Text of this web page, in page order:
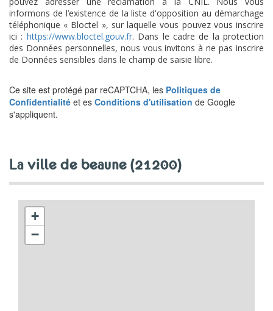
informons de l’existence de la liste d'opposition au démarchage
téléphonique « Bloctel », sur laquelle vous pouvez vous inscrire
ici : https://www.bloctel.gouv.fr. Dans le cadre de la protection
des Données personnelles, nous vous invitons à ne pas inscrire
de Données sensibles dans le champ de saisie libre.
Ce site est protégé par reCAPTCHA, les Politiques de
Confidentialité et es Conditions d'utilisation de Google
s'appliquent.
la ville de beaune (21200)
+
−